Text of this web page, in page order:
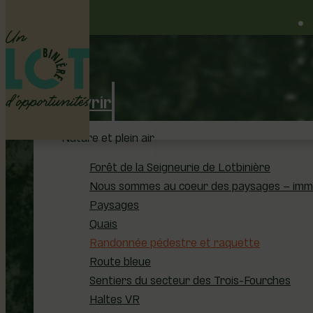
Découvrir
Nature et plein air
Forêt de la Seigneurie de Lotbinière
Nous sommes au coeur des paysages –
Paysages
Quais
Randonnée pédestre et raquette
Route bleue
Sentiers du secteur des Trois-Fourches
Haltes VR